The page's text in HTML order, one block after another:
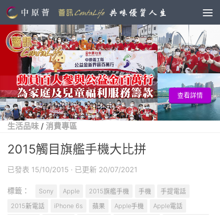
查看詳情
生活品味 / 消費專區
2015觸目旗艦手機大比拼
已發表 15/10/2015 · 已更新 20/07/2021
標籤： Sony Apple 2015旗艦手機 手機
手提電話
2015新電話
iPhone 6s 蘋果 Apple手機
Apple電話